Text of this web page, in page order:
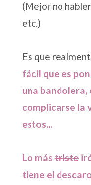
(Mejor no
etc.)
Es que
fácil que es
una bandolera,
complicarse la
estos...
Lo mástriste
tiene el